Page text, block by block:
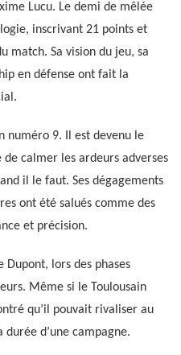
Lucu. Le demi de mêlée
inscrivant 21 points et
match. Sa vision du jeu, sa
en défense ont fait la
numéro 9. Il est devenu le
calmer les ardeurs adverses
il le faut. Ses dégagements
ont été salués comme des
et précision.
Dupont, lors des phases
Même si le Toulousain
qu’il pouvait rivaliser au
d’une campagne.